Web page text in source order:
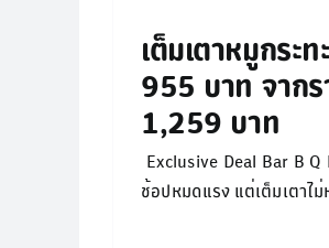
เต็มเตาหมูกระ
955 บาท จาก
1,259 บาท
Exclusive Deal Bar B
ช้อปหมดแรง แต่เต็มเตาไ